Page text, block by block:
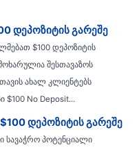
დეპოზიტის გარეშე
$100 დეპოზიტის
შესთავაზოს
ახალ კლიენტებს
$100 No Deposit...
დეპოზიტის გარეშე
სავაჭრო პოტენციალი